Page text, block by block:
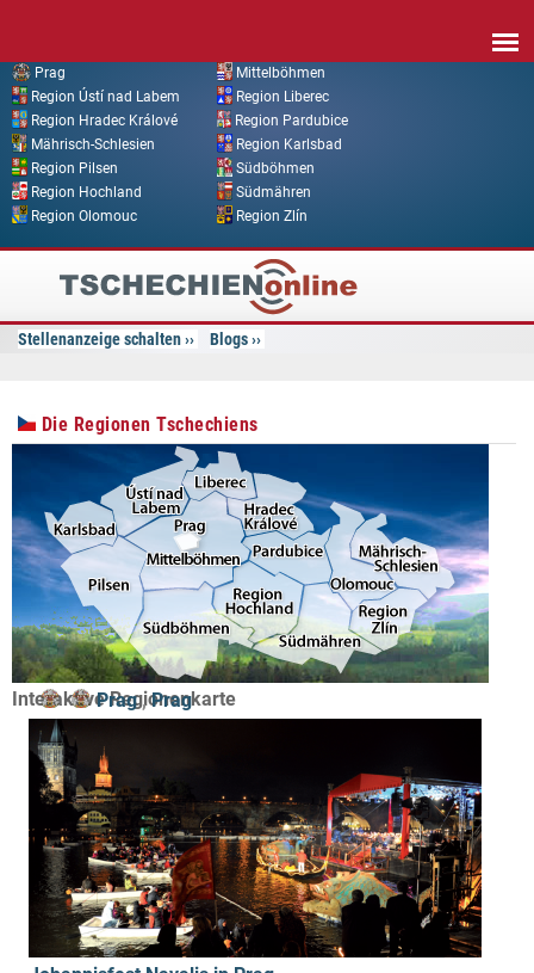
Prag
Mittelböhmen
Region Ústí nad Labem
Region Liberec
Region Hradec Králové
Region Pardubice
Mährisch-Schlesien
Region Karlsbad
Region Pilsen
Südböhmen
Region Hochland
Südmähren
Region Olomouc
Region Zlín
Tschechien
Online
Stellenanzeige schalten Blogs
Die Regionen Tschechiens
Interaktive Regionenkarte
Prag,Prag